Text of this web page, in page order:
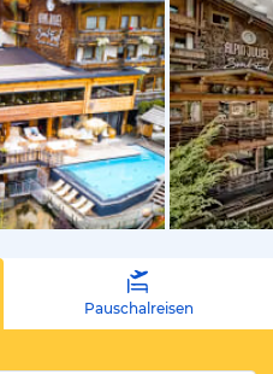
vom
Pauschalreisen